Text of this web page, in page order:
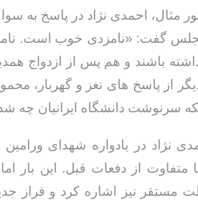
مثال، احمدی نژاد در پاسخ به
گفت: «نامزدی خوب است.
باشند و هم پس از ازدواج
از پاسخ های نغز و گهربار،
سرنوشت دانشگاه ایرانیان
نژاد در یادواره شهدای
متفاوت از دفعات قبل. این بار
مستقر نیز اشاره کرد و فراز